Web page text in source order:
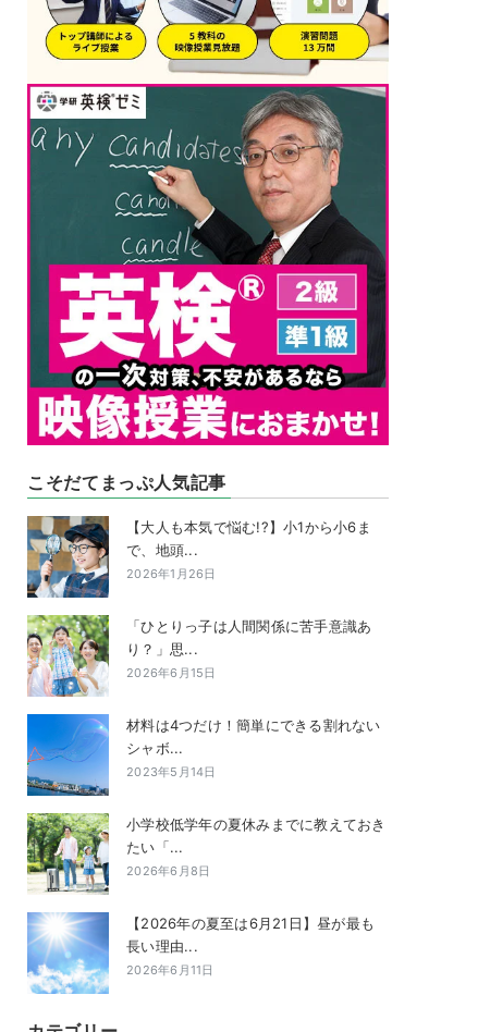
こそだてまっぷ人気記事
【大人も本気で悩む!?】小1から小6ま
で、地頭...
2026年1月26日
「ひとりっ子は人間関係に苦手意識あ
り？」思...
2026年6月15日
材料は4つだけ！簡単にできる割れない
シャボ...
2023年5月14日
小学校低学年の夏休みまでに教えておき
たい「...
2026年6月8日
【2026年の夏至は6月21日】昼が最も
長い理由...
2026年6月11日